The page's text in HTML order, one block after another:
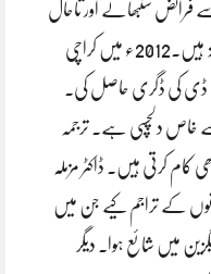
فرائض سنبھالے اور تاحال
اسی کالج سے وابستہ ہیں۔2012ء میں کراچی
ڈی کی ڈگری حاصل کی۔
دلچسپی ہے۔ ترجمہ
کرتی ہیں۔ ڈاکٹر مزملّہ
کے تراجم کیے جن میں
میں شائع ہوا۔ دیگر